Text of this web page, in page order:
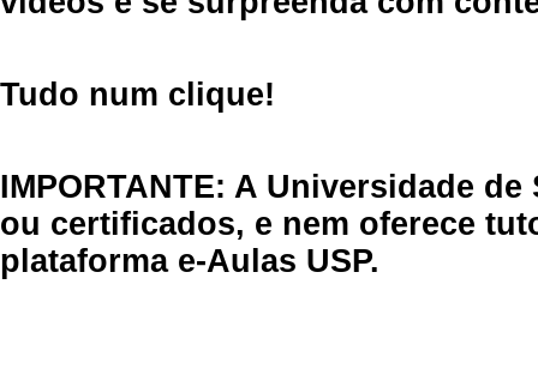
Tudo num clique!
IMPORTANTE: A Universidade
ou certificados, e nem oferece
plataforma e-Aulas USP.